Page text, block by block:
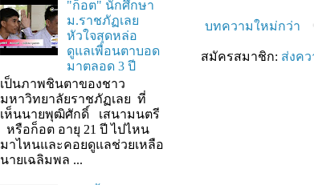
บทความใหม่กว่า
สมัครสมาชิก: ส่งค
"ก็อต" นักศึกษา
ม.ราชภัฏเลย
หัวใจสุดหล่อ
ดูแลเพื่อนตาบอด
มาตลอด 3 ปี
เป็นภาพชินตาของชาว
มหาวิทยาลัยราชภัฏเลย ที่
เห็นนายพุฒิศักดิ์ เสนามนตรี
หรือก็อต อายุ 21 ปี ไปไหน
มาไหนและคอยดูแลช่วยเหลือ
นายเฉลิมพล ...